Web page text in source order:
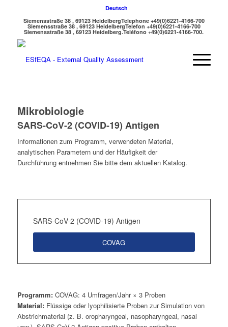
Deutsch
Siemensstraße 38 , 69123 HeidelbergTelephone +49(0)6221-4166-700
Siemensstraße 38 , 69123 HeidelbergTelefon +49(0)6221-4166-700
Siemensstraße 38 , 69123 Heidelberg.Teléfono +49(0)6221-4166-700.
Mikrobiologie
SARS-CoV-2 (COVID-19) Antigen
Informationen zum Programm, verwendeten Material,
analytischen Parametern und der Häufigkeit der
Durchführung entnehmen Sie bitte dem aktuellen Katalog.
SARS-CoV-2 (COVID-19) Antigen
COVAG
Programm:COVAG: 4 Umfragen/Jahr × 3 Proben
Material:Flüssige oder lyophilisierte Proben zur Simulation von
Abstrichmaterial (z. B. oropharyngeal, nasopharyngeal, nasal